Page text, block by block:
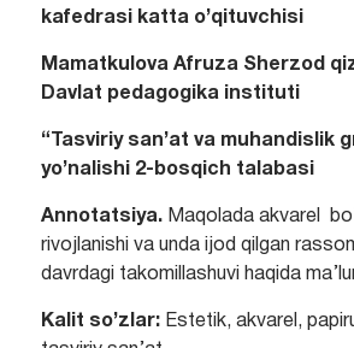
kafedrasi katta o’qituvchisi
Mamatkulova Afruza Sherzod
Davlat pedagogika instituti
“Tasviriy san’at va muhandislik
yo’nalishi 2-bosqich talabasi
Annotatsiya. Maqolada akvarel
rivojlanishi va unda ijod qilgan
davrdagi takomillashuvi haqida
Kalit so’zlar: Estetik, akvarel,